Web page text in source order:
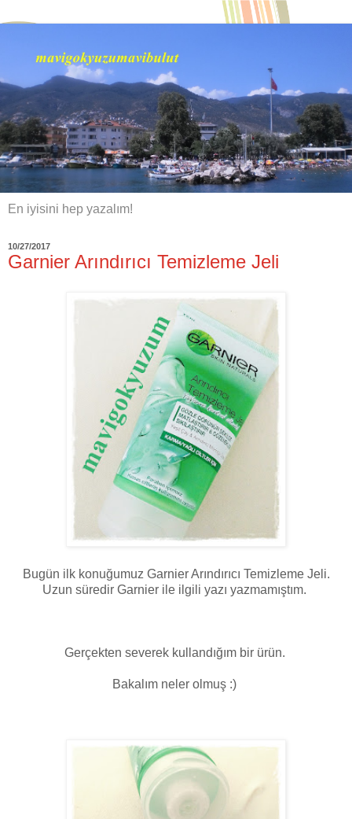
En iyisini hep yazalım!
10/27/2017
Garnier Arındırıcı Temizleme Jeli
Bugün ilk konuğumuz Garnier Arındırıcı Temizleme Jeli.
Uzun süredir Garnier ile ilgili yazı yazmamıştım.
Gerçekten severek kullandığım bir ürün.
Bakalım neler olmuş :)